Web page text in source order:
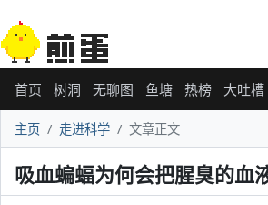
首页 树洞 无聊图 鱼塘 热榜 大吐槽
主页 走进科学 文章正文
吸血蝙蝠为何会把腥臭的血